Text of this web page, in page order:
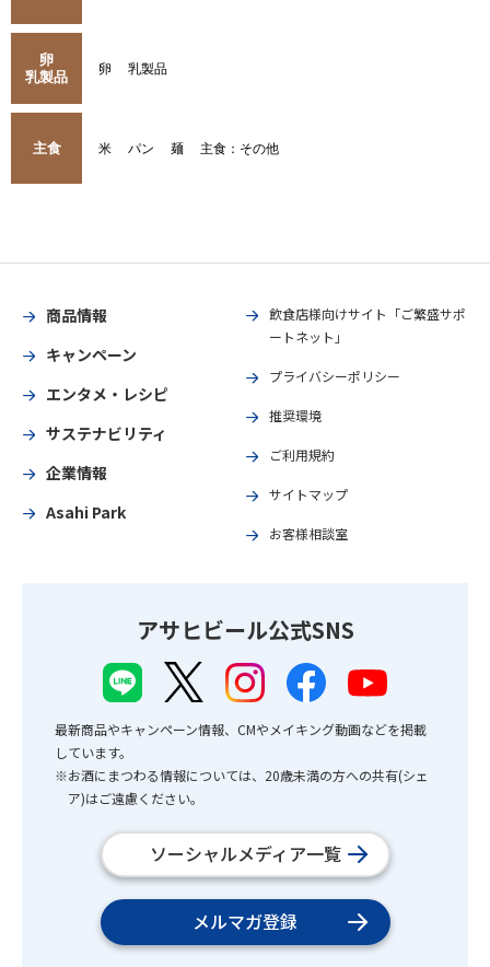
卵
乳製品
卵 乳製品
主食 米 パン 麺 主食：その他
商品情報
キャンペーン
エンタメ・レシピ
サステナビリティ
企業情報
Asahi Park
飲食店様向けサイト「ご繁盛サポ
ートネット」
プライバシーポリシー
推奨環境
ご利用規約
サイトマップ
お客様相談室
アサヒビール公式SNS
最新商品やキャンペーン情報、CMやメイキング動画などを掲載
しています。
※お酒にまつわる情報については、20歳未満の方への共有(シェ
ア)はご遠慮ください。
ソーシャルメディア一覧
メルマガ登録